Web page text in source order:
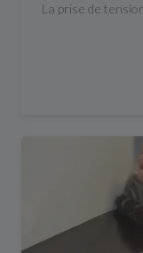
La prise de